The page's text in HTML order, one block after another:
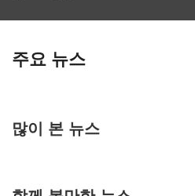
주요 뉴스
많이 본 뉴스